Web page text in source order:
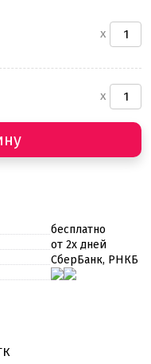
x
x
бесплатно
от 2х дней
СберБанк, РНКБ